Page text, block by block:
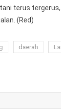
terus
(Red)
daerah